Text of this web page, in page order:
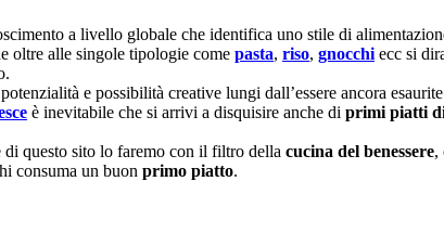
a livello globale che identifica uno stile di
oltre alle singole tipologie come pasta, riso, gnocchiecc si
e possibilità creative lungi dall’essere ancora
è inevitabile che si arrivi a disquisire anche di primi piatti di
questo sito lo faremo con il filtro della cucina del benessere,
consuma un buon primo piatto.